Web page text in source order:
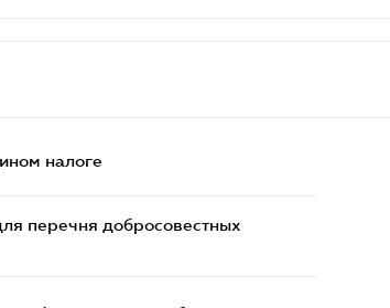
налоге
перечня добросовестных